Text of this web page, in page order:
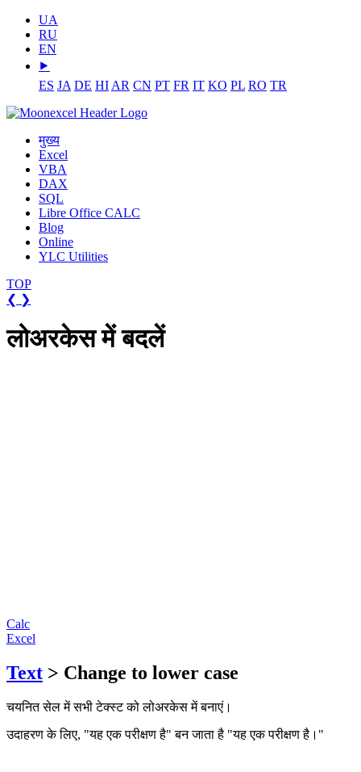
UA
RU
EN
⯈
ES JA DE HI AR CN PT FR IT KO PL RO TR
मुख्य
Excel
VBA
DAX
SQL
Libre Office CALC
Blog
Online
YLC Utilities
TOP
❮ ❯
लोअरकेस में बदलें
Calc
Excel
Text > Change to lower case
चयनित सेल में सभी टेक्स्ट को लोअरकेस में बनाएं।
उदाहरण के लिए, "यह एक परीक्षण है" बन जाता है "यह एक परीक्षण है।"